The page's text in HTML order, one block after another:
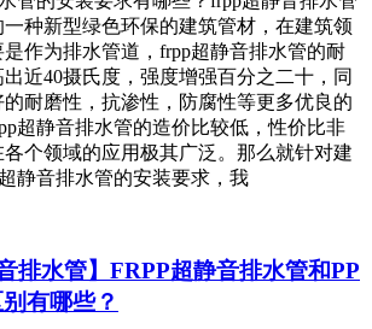
种新型绿色环保的建筑管材，在建筑领
作为排水管道，frpp超静音排水管的耐
近40摄氏度，强度增强百分之二十，同
耐磨性，抗渗性，防腐性等更多优良的
超静音排水管的造价比较低，性价比非
个领域的应用极其广泛。那么就针对建
静音排水管的安装要求，我
排水管】FRPP超静音排水管和PP
有哪些？